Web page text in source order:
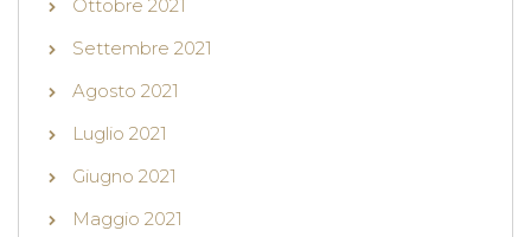
Ottobre 2021
Settembre 2021
Agosto 2021
Luglio 2021
Giugno 2021
Maggio 2021